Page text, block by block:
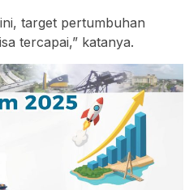
target pertumbuhan
tercapai,” katanya.